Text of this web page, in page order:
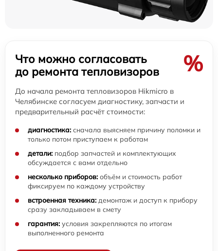
Что можно согласовать
до ремонта тепловизоров
%
До начала ремонта тепловизоров Hikmicro в
Челябинске согласуем диагностику, запчасти и
предварительный расчёт стоимости:
диагностика: сначала выясняем причину поломки и
только потом приступаем к работам
детали: подбор запчастей и комплектующих
обсуждается с вами отдельно
несколько приборов: объём и стоимость работ
фиксируем по каждому устройству
встроенная техника: демонтаж и доступ к прибору
сразу закладываем в смету
гарантия: условия закрепляются по итогам
выполненного ремонта